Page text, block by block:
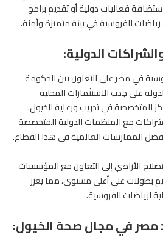
فعاليات دولية أو تقديم برامج
رياضات الفروسية في بيئة متميزة وآمنة.
الدولية:
في مصر على التعاون بين الحكومة
على جذب الاستثمارات المحلية
المتخصصة في تدريب ورعاية الخيول.
مع المنظمات الدولية المتخصصة
الممارسات العالمية في هذا القطاع.
الأراضي إلى التعاون مع المؤسسات
بطولات على أعلى مستوى، مما يعزز
لرياضات الفروسية.
مصر في مجال صحة الخيول: